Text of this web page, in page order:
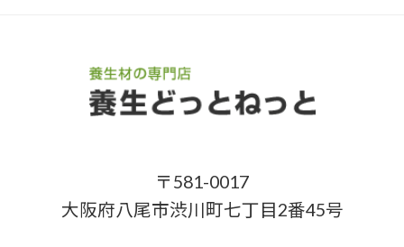
〒581-0017
大阪府八尾市渋川町七丁目2番45号